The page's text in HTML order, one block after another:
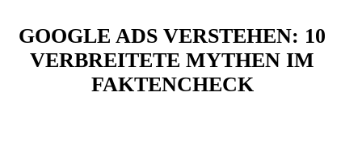
GOOGLE ADS VERSTEHEN: 10
VERBREITETE MYTHEN IM
FAKTENCHECK